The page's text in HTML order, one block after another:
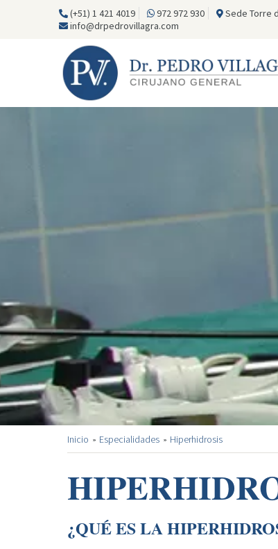
(+51) 1 421 4019 972 972 930
Sede Torre
info@drpedrovillagra.com
Inicio Especialidades Hiperhidrosis
¿QUÉ ES LA